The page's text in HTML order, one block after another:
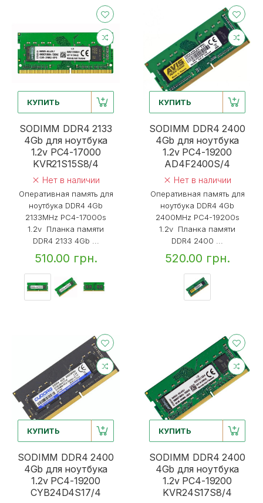
КУПИТЬ
SODIMM DDR4 2133
4Gb для ноутбука
1.2v PC4-17000
KVR21S15S8/4
Нет в наличии
Оперативная память для
ноутбука DDR4 4Gb
2133MHz PC4-17000s
1.2v Планка памяти
DDR4 2133 4Gb ...
510.00 грн.
КУПИТЬ
SODIMM DDR4 2400
4Gb для ноутбука
1.2v PC4-19200
AD4F2400S/4
Нет в наличии
Оперативная память для
ноутбука DDR4 4Gb
2400MHz PC4-19200s
1.2v Планка памяти
DDR4 2400 ...
520.00 грн.
КУПИТЬ
SODIMM DDR4 2400
4Gb для ноутбука
1.2v PC4-19200
CYB24D4S17/4
КУПИТЬ
SODIMM DDR4 2400
4Gb для ноутбука
1.2v PC4-19200
KVR24S17S8/4